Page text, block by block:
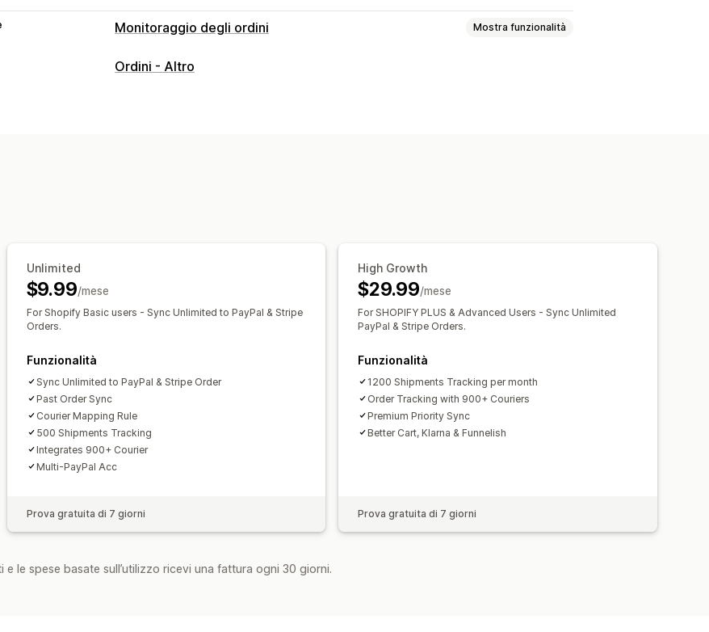
Monitoraggio degli ordini Mostra funzionalità
Monitoraggio
Ordini - Altro
Unlimited
$9.99/mese
For Shopify Basic users - Sync Unlimited to PayPal & Stripe
Orders.
Funzionalità
Sync Unlimited to PayPal & Stripe Order
Past Order Sync
Courier Mapping Rule
500 Shipments Tracking
Integrates 900+ Courier
Multi-PayPal Acc
Prova gratuita di 7 giorni
High Growth
$29.99/mese
For SHOPIFY PLUS & Advanced Users - Sync Unlimited
PayPal & Stripe Orders.
Funzionalità
1200 Shipments Tracking per month
Order Tracking with 900+ Couriers
Premium Priority Sync
Better Cart, Klarna & Funnelish
Prova gratuita di 7 giorni
le spese basate sull’utilizzo ricevi una fattura ogni 30 giorni.